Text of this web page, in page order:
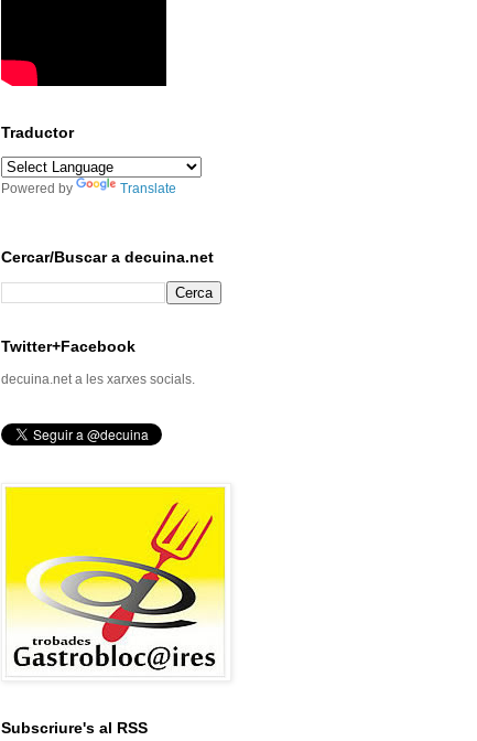
Traductor
Powered by Translate
Cercar/Buscar a decuina.net
Twitter+Facebook
decuina.net a les xarxes socials.
Subscriure's al RSS